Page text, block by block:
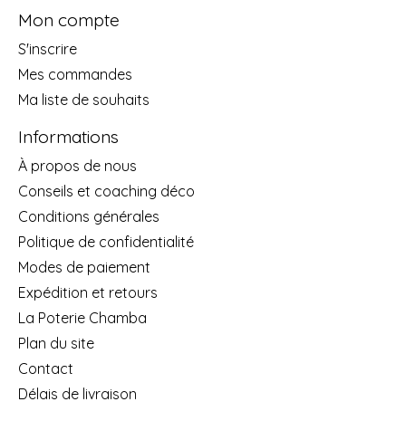
Mon compte
S'inscrire
Mes commandes
Ma liste de souhaits
Informations
À propos de nous
Conseils et coaching déco
Conditions générales
Politique de confidentialité
Modes de paiement
Expédition et retours
La Poterie Chamba
Plan du site
Contact
Délais de livraison